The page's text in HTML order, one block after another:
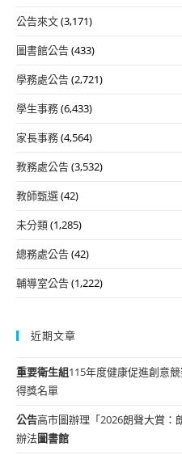
公告來文(3,171)
圖書館公告(433)
學務處公告(2,721)
學生事務(6,433)
家長事務(4,564)
教務處公告(3,532)
教師甄選(42)
未分類(1,285)
總務處公告(42)
輔導室公告(1,222)
近期文章
重要衛生組115年度健康促進創意
得獎名單
公告高市圖辦理「2026朗聲大賞：
辦法圖書館